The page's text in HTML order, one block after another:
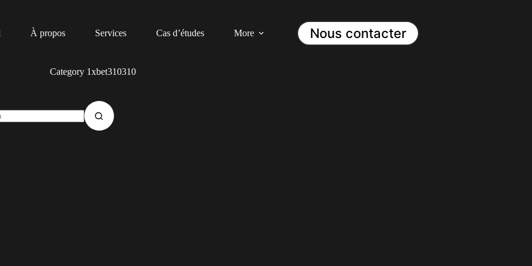
À propos Services Cas d’études More Nous contacter
Category 1xbet310310